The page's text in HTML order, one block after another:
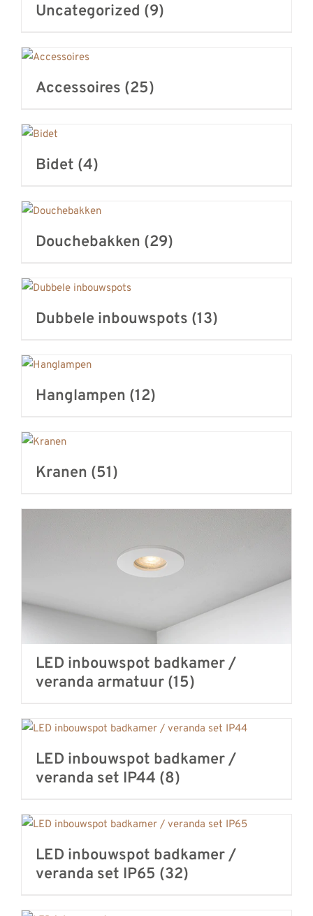
Uncategorized (9)
Accessoires (25)
Bidet (4)
Douchebakken (29)
Dubbele inbouwspots (13)
Hanglampen (12)
Kranen (51)
LED inbouwspot badkamer /
veranda armatuur (15)
LED inbouwspot badkamer /
veranda set IP44 (8)
LED inbouwspot badkamer /
veranda set IP65 (32)